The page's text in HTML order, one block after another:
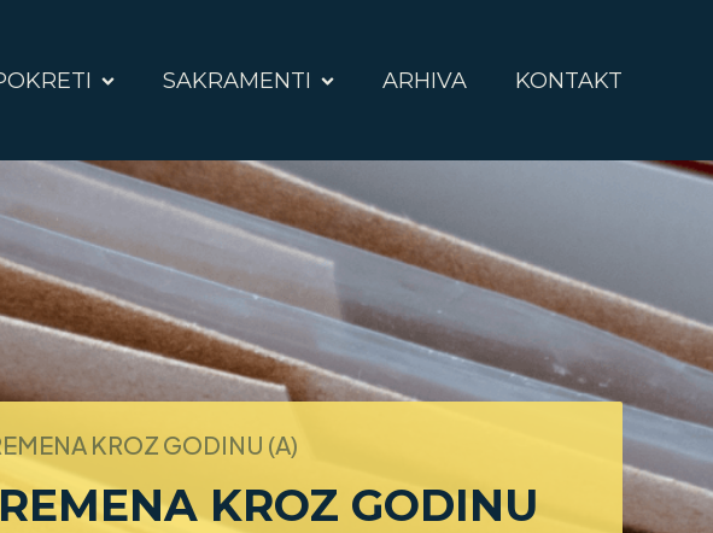
SAKRAMENTI ARHIVA KONTAKT
KROZ GODINU (A)
KROZ GODINU